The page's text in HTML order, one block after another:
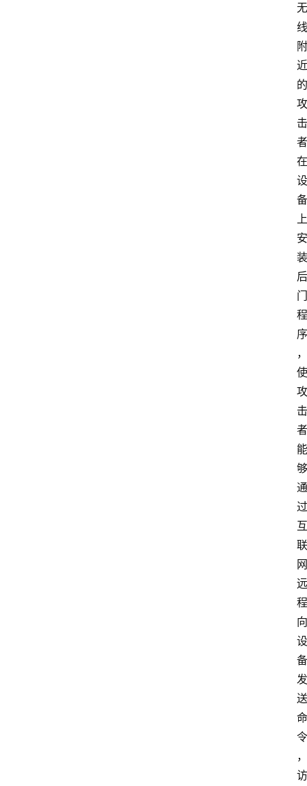
无
线
附
近
的
攻
击
者
在
设
备
上
安
装
后
门
程
序
，
使
攻
击
者
能
够
通
过
互
联
网
远
程
向
设
备
发
送
命
令
，
访